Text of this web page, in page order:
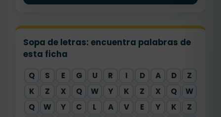
Sopa de letras: encuentra palabras de
esta ficha
Q S E G U R I D A D
Z
K
Z X Q W Y K Z X Q
W
Q
W Y C L A V E Y K
Z